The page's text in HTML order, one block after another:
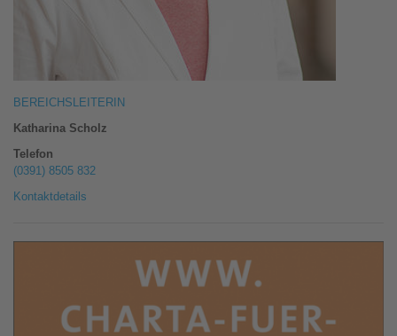
BEREICHSLEITERIN
Katharina Scholz
Telefon
(0391) 8505 832
Kontaktdetails